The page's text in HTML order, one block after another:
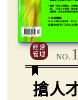
經營
管理
NO.
搶人